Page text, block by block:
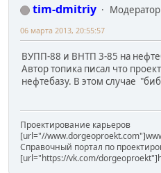
tim-dmitriy
Модератор
06 марта 2013, 20:55:57
ВУПП-88 и ВНТП 3-85 на
Автор топика писал что
нефтебазу. В этом случае
Проектирование карьеров
[url="//
Справочный портал по
[url="https://vk.com/